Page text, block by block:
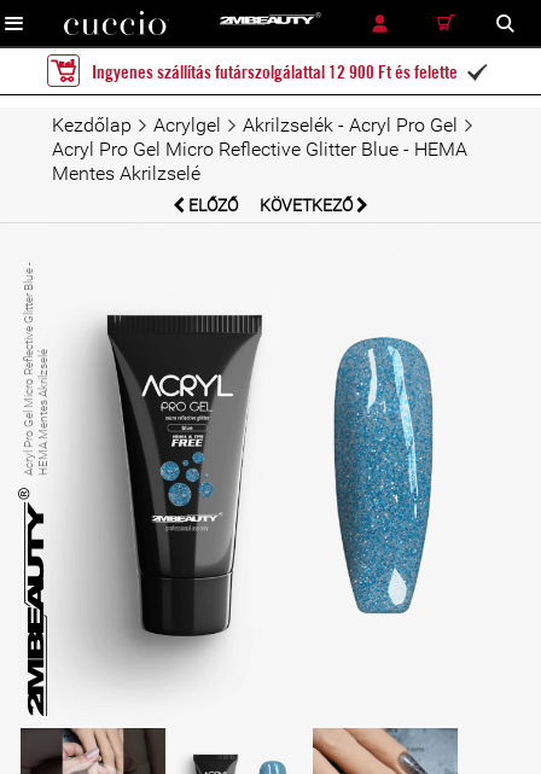
RÉSZLETES KERESÉS KERESÉS
Ingyenes szállítás futárszolgálattal 12 900 Ft és felette 
Kezdőlap Acrylgel
Akrilzselék - Acryl Pro Gel
Acryl Pro Gel Micro Reflective Glitter Blue - HEMA
Mentes Akrilzselé
ELŐZŐ KÖVETKEZŐ
A
c
r
yl
P
r
o
G
el
Mi
c
r
o
R
e
f
le
c
ti
v
e
Gli
t
t
e
r
Bl
u
e
-
H
E
M
A
M
e
n
t
e
s
A
k
ril
z
s
elé